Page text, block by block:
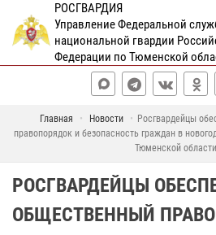
РОСГВАРДИЯ
Управление Федеральной
национальной гвардии
Федерации по Тюменской
Главная Новости
Росгвардейцы
правопорядок и безопасность граждан в
Тюменской области
РОСГВАРДЕЙЦЫ
ОБЩЕСТВЕННЫЙ